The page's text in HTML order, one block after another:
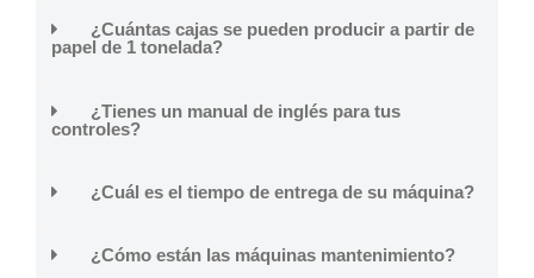
¿Cuántas cajas se pueden producir a partir de
papel de 1 tonelada?
¿Tienes un manual de inglés para tus
controles?
¿Cuál es el tiempo de entrega de su máquina?
¿Cómo están las máquinas mantenimiento?